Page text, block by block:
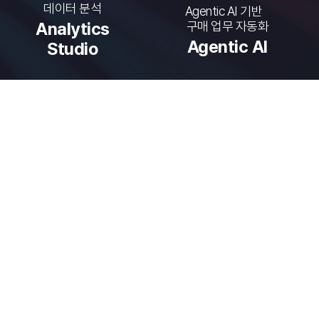
데이터 분석
Analytics
Studio
Agentic AI 기반
구매 업무 자동화
Agentic AI